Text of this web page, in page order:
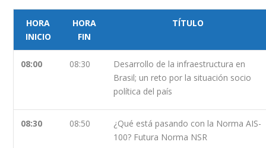
HORA
INICIO
HORA
FIN
TÍTULO
08:00 08:30
Desarrollo de la infraestructura en
Brasil; un reto por la situación socio
política del país
08:30 08:50
¿Qué está pasando con la Norma AIS-
100? Futura Norma NSR